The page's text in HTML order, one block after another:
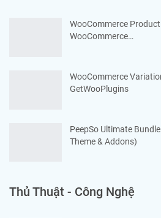
WooCommerce
WooCommerce…
WooCommerce
GetWooPlugins
PeepSo Ultimate
Theme & Addons)
Thủ Thuật - Công Nghệ